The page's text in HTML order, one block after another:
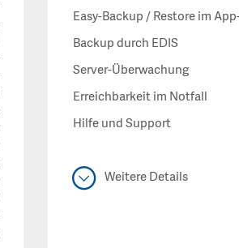
Easy-Backup / Restore im
Backup durch EDIS
Server-Überwachung
Erreichbarkeit im Notfall
Hilfe und Support
Weitere Details